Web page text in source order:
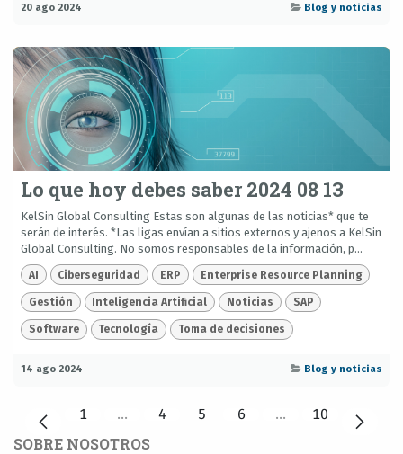
20 ago 2024 Blog y noticias
Lo que hoy debes saber 2024 08 13
KelSin Global Consulting Estas son algunas de las noticias* que te
serán de interés. *Las ligas envían a sitios externos y ajenos a KelSin
Global Consulting. No somos responsables de la información, p...
AI Ciberseguridad ERP Enterprise Resource Planning
Gestión Inteligencia Artificial Noticias SAP
Software Tecnología Toma de decisiones
14 ago 2024 Blog y noticias
1 … 4 5 6 … 10
SOBRE NOSOTROS